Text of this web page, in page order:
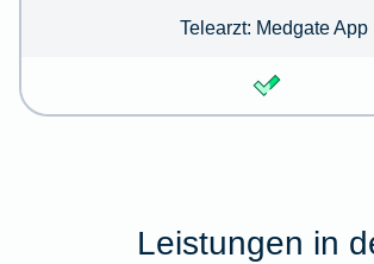
Telearzt: Medgate App
Leistungen in